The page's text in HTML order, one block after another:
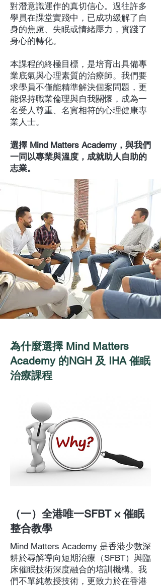
對潛意識運作的真切信心。過往許多
學員在課堂實踐中，已成功緩解了自
身的焦慮、失眠或情緒壓力，實踐了
身心的轉化。
本課程的終極目標，是培育出具備專
業底氣與心理素質的治療師。我們要
求學員不僅能精準解決個案問題，更
能保持職業倫理與自我關懷，成為一
名受人尊重、名實相符的心理健康專
業人士。
選擇 Mind Matters Academy，與我們
一同以專業與溫度，成就助人自助的
志業。
為什麼選擇 Mind Matters
Academy 的NGH 及 IHA 催眠
治療課程
（一）全港唯一SFBT × 催眠
整合教學
Mind Matters Academy 是香港少數深
耕於尋解導向短期治療（SFBT）與臨
床催眠技術深度融合的培訓機構。我
們不單純教授技術，更致力於在香港